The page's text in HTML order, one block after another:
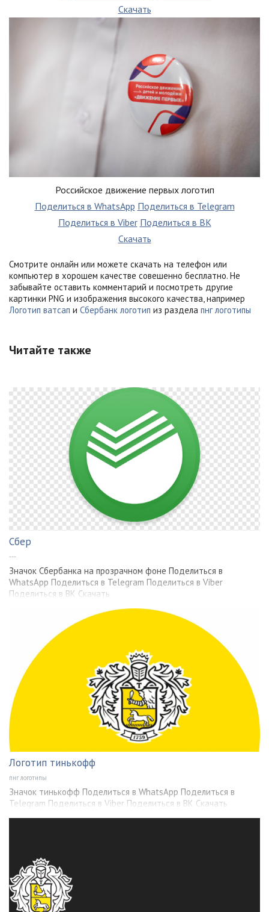
Скачать
Российское движение первых логотип
Поделиться в WhatsApp Поделиться в Telegram
Поделиться в Viber Поделиться в ВК
Скачать
Смотрите онлайн или можете скачать на телефон или
компьютер в хорошем качестве совешенно бесплатно. Не
забывайте оставить комментарий и посмотреть другие
картинки PNG и изображения высокого качества, например
Логотип ватсап и Сбербанк логотип из раздела пнг логотипы
Читайте также
Сбер
---
Значок Сбербанка на прозрачном фоне Поделиться в
WhatsApp Поделиться в Telegram Поделиться в Viber
Поделиться в ВК Скачать
Логотип тинькофф
пнг логотипы
Значок тинькофф Поделиться в WhatsApp Поделиться в
Telegram Поделиться в Viber Поделиться в ВК Скачать